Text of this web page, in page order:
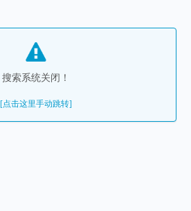
搜索系统关闭！
[点击这里手动跳转]